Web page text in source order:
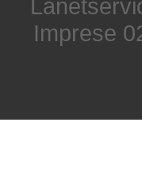
Imprese